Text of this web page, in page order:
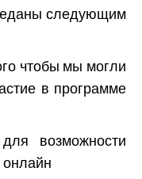
следующим
чтобы мы могли
в программе
возможности
онлайн